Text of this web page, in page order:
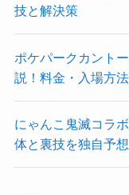
技と解決策
ポケパークカント
説！料金・入場方
にゃんこ鬼滅コラ
体と裏技を独自予想